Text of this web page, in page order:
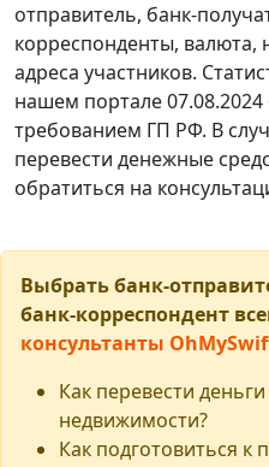
отправитель, банк-
корреспонденты, валюта,
адреса участников.
нашем портале 07.08.2024
требованием ГП РФ. В
перевести денежные
обратиться на
Выбрать банк-
банк-корреспондент
консультанты
Как перевести
недвижимости?
Как подготовиться к